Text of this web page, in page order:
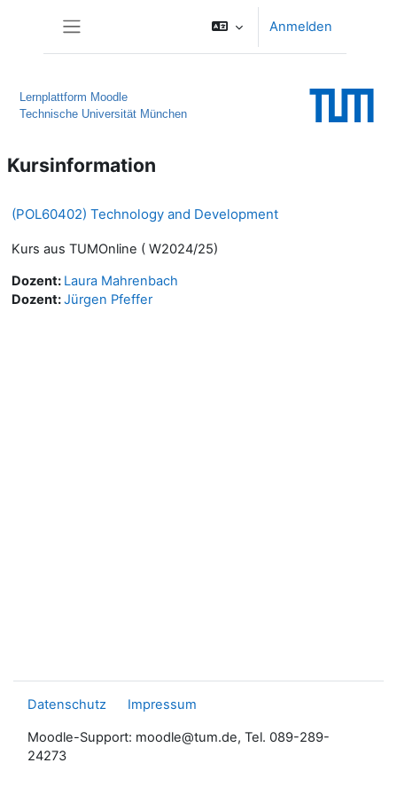
Anmelden
Lernplattform Moodle
Technische Universität München
Kursinformation
(POL60402) Technology and Development
Kurs aus TUMOnline ( W2024/25)
Dozent: Laura Mahrenbach
Dozent:Jürgen Pfeffer
Datenschutz Impressum
Moodle-Support: moodle@tum.de, Tel. 089-289-
24273